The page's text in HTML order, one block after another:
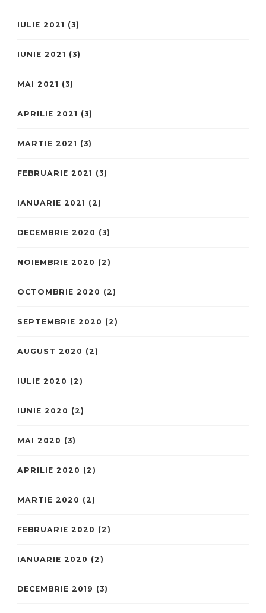
IULIE 2021 (3)
IUNIE 2021 (3)
MAI 2021 (3)
APRILIE 2021 (3)
MARTIE 2021 (3)
FEBRUARIE 2021 (3)
IANUARIE 2021 (2)
DECEMBRIE 2020 (3)
NOIEMBRIE 2020 (2)
OCTOMBRIE 2020 (2)
SEPTEMBRIE 2020 (2)
AUGUST 2020 (2)
IULIE 2020 (2)
IUNIE 2020 (2)
MAI 2020 (3)
APRILIE 2020 (2)
MARTIE 2020 (2)
FEBRUARIE 2020 (2)
IANUARIE 2020 (2)
DECEMBRIE 2019 (3)